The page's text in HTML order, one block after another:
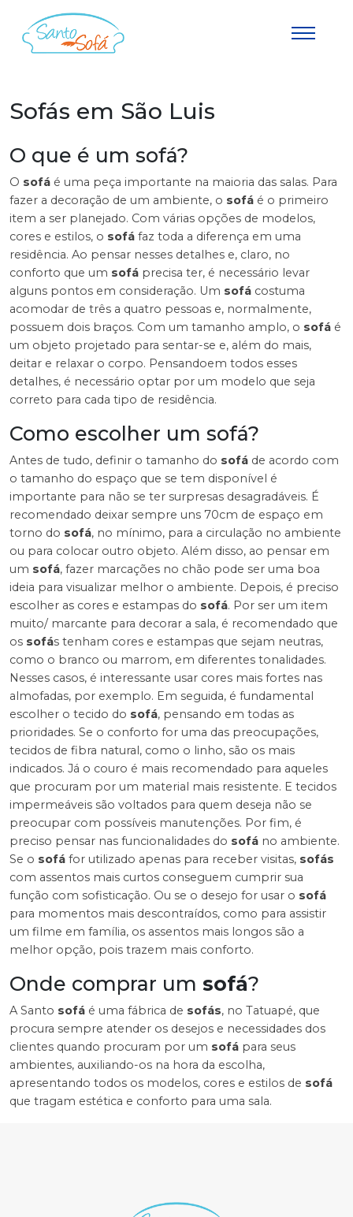
Sofás em São Luis
O que é um sofá?
O sofá é uma peça importante na maioria das salas. Para
fazer a decoração de um ambiente, o sofá é o primeiro
item a ser planejado. Com várias opções de modelos,
cores e estilos, o sofá faz toda a diferença em uma
residência. Ao pensar nesses detalhes e, claro, no
conforto que um sofá precisa ter, é necessário levar
alguns pontos em consideração. Um sofá costuma
acomodar de três a quatro pessoas e, normalmente,
possuem dois braços. Com um tamanho amplo, o sofá é
um objeto projetado para sentar-se e, além do mais,
deitar e relaxar o corpo. Pensandoem todos esses
detalhes, é necessário optar por um modelo que seja
correto para cada tipo de residência.
Como escolher um sofá?
Antes de tudo, definir o tamanho do sofá de acordo com
o tamanho do espaço que se tem disponível é
importante para não se ter surpresas desagradáveis. É
recomendado deixar sempre uns 70cm de espaço em
torno do sofá, no mínimo, para a circulação no ambiente
ou para colocar outro objeto. Além disso, ao pensar em
um sofá, fazer marcações no chão pode ser uma boa
ideia para visualizar melhor o ambiente. Depois, é preciso
escolher as cores e estampas do sofá. Por ser um item
muito/ marcante para decorar a sala, é recomendado que
os sofás tenham cores e estampas que sejam neutras,
como o branco ou marrom, em diferentes tonalidades.
Nesses casos, é interessante usar cores mais fortes nas
almofadas, por exemplo. Em seguida, é fundamental
escolher o tecido do sofá, pensando em todas as
prioridades. Se o conforto for uma das preocupações,
tecidos de fibra natural, como o linho, são os mais
indicados. Já o couro é mais recomendado para aqueles
que procuram por um material mais resistente. E tecidos
impermeáveis são voltados para quem deseja não se
preocupar com possíveis manutenções. Por fim, é
preciso pensar nas funcionalidades do sofá no ambiente.
Se o sofá for utilizado apenas para receber visitas, sofás
com assentos mais curtos conseguem cumprir sua
função com sofisticação. Ou se o desejo for usar o sofá
para momentos mais descontraídos, como para assistir
um filme em família, os assentos mais longos são a
melhor opção, pois trazem mais conforto.
Onde comprar um sofá?
A Santo sofá é uma fábrica de sofás, no Tatuapé, que
procura sempre atender os desejos e necessidades dos
clientes quando procuram por um sofá para seus
ambientes, auxiliando-os na hora da escolha,
apresentando todos os modelos, cores e estilos de sofá
que tragam estética e conforto para uma sala.